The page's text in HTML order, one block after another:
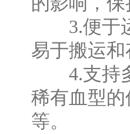
3.便于运
易于搬运
4.支持多
稀有血型
等。